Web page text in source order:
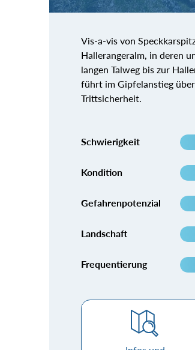
Vis-a-vis von
Hallerangeralm, in deren
langen Talweg bis zur
führt im Gipfelanstieg
Trittsicherheit.
Schwierigkeit
Kondition
Gefahrenpotenzial
Landschaft
Frequentierung